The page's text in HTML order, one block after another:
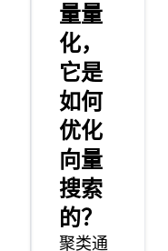
量量
化，
它是
如何
优化
向量
搜索
的？
聚类通